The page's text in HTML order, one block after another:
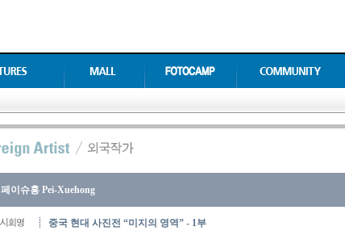
페이슈홍 Pei-Xuehong
중국 현대 사진전 “미지의 영역” - 1부